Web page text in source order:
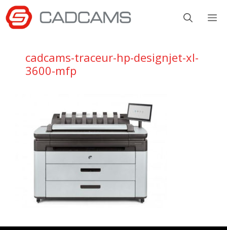
Aller
au
contenu
cadcams-traceur-hp-designjet-xl-
3600-mfp